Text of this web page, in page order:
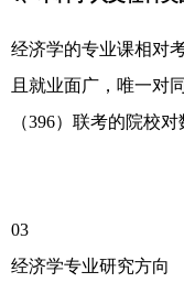
经济学的专业课相对
且就业面广，唯一对
（396）联考的院校
03
经济学专业研究方向